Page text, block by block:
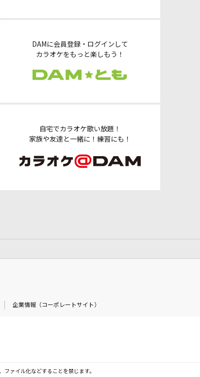
DAMに会員登録・ログインして
カラオケをもっと楽しもう！
自宅でカラオケ歌い放題！
家族や友達と一緒に！練習にも！
企業情報（コーポレートサイト）
ァイル化などすることを禁じます。